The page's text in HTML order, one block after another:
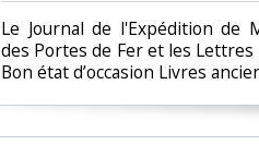
‎Le Journal de l'Expédition de
des Portes de Fer et les
Bon état d’occasion Livres